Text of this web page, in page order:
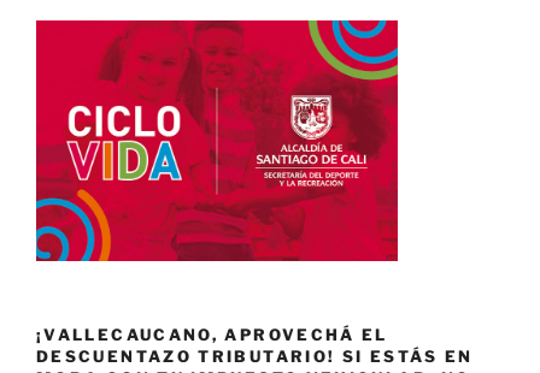
¡VALLECAUCANO, APROVECHÁ EL
DESCUENTAZO TRIBUTARIO! SI ESTÁS EN